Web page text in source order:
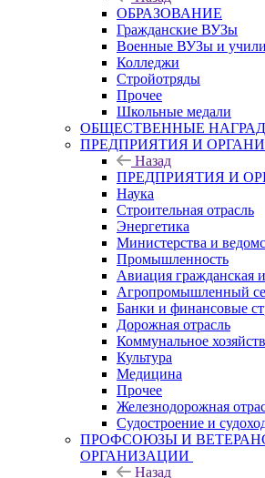
ОБРАЗОВАНИЕ
Гражданские ВУЗы
Военные ВУЗы и
Колледжи
Стройотряды
Прочее
Школьные медали
ОБЩЕСТВЕННЫЕ
ПРЕДПРИЯТИЯ И
Назад
ПРЕДПРИЯТИЯ И
Наука
Строительная отрасль
Энергетика
Министерства и
Промышленность
Авиация гражданская
Агропромышленный
Банки и финансовые
Дорожная отрасль
Коммунальное
Культура
Медицина
Прочее
Железнодорожная
Судостроение и
ПРОФСОЮЗЫ И
ОРГАНИЗАЦИИ
Назад